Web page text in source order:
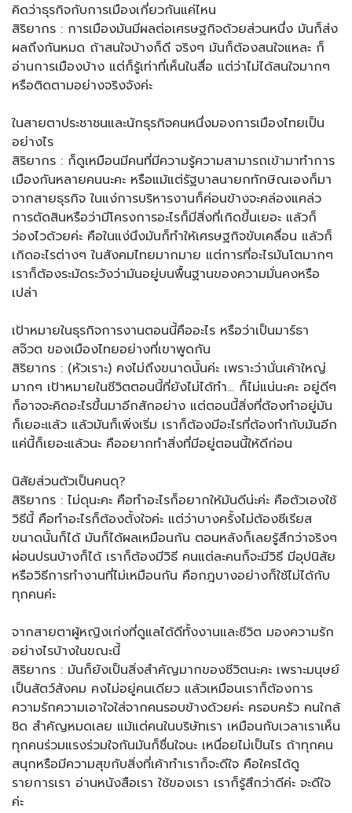
คิดว่าธุรกิจกับการเมืองเกี่ยวกันแค่ไหน
สิริยากร : การเมืองมันมีผลต่อเศรษฐกิจด้วยส่วนหนึ่ง มันก็ส่ง
ผลถึงกันหมด ถ้าสนใจบ้างก็ดี จริงๆ มันก็ต้องสนใจแหละ ก็
อ่านการเมืองบ้าง แต่ก็รู้เท่าที่เห็นในสื่อ แต่ว่าไม่ได้สนใจมากๆ
หรือติดตามอย่างจริงจังค่ะ
ในสายตาประชาชนและนักธุรกิจคนหนึ่งมองการเมืองไทยเป็น
อย่างไร
สิริยากร : ก็ดูเหมือนมีคนที่มีความรู้ความสามารถเข้ามาทำการ
เมืองกันหลายคนนะคะ หรือแม้แต่รัฐบาลนายกทักษิณเองก็มา
จากสายธุรกิจ ในแง่การบริหารงานก็ค่อนข้างจะคล่องแคล่ว
การตัดสินหรือว่ามีโครงการอะไรก็มีสิ่งที่เกิดขึ้นเยอะ แล้วก็
ว่องไวด้วยค่ะ คือในแง่นึงมันก็ทำให้เศรษฐกิจขับเคลื่อน แล้วก็
เกิดอะไรต่างๆ ในสังคมไทยมากมาย แต่การที่อะไรมันโตมากๆ
เราก็ต้องระมัดระวังว่ามันอยู่บนพื้นฐานของความมั่นคงหรือ
เปล่า
เป้าหมายในธุรกิจการงานตอนนี้คืออะไร หรือว่าเป็นมาร์ธา
สจ๊วต ของเมืองไทยอย่างที่เขาพูดกัน
สิริยากร : (หัวเราะ) คงไม่ถึงขนาดนั้นค่ะ เพราะว่านั่นเค้าใหญ่
มากๆ เป้าหมายในชีวิตตอนนี้ที่ยังไม่ได้ทำ… ก็ไม่แน่นะคะ อยู่ดีๆ
ก็อาจจะคิดอะไรขึ้นมาอีกสักอย่าง แต่ตอนนี้สิ่งที่ต้องทำอยู่มัน
ก็เยอะแล้ว แล้วมันก็เพิ่งเริ่ม เราก็ต้องมีอะไรที่ต้องทำกับมันอีก
แค่นี้ก็เยอะแล้วนะ คืออยากทำสิ่งที่มีอยู่ตอนนี้ให้ดีก่อน
นิสัยส่วนตัวเป็นคนดุ?
สิริยากร : ไม่ดุนะคะ คือทำอะไรก็อยากให้มันดีน่ะค่ะ คือตัวเองใช้
วิธีนี้ คือทำอะไรก็ต้องตั้งใจค่ะ แต่ว่าบางครั้งไม่ต้องซีเรียส
ขนาดนั้นก็ได้ มันก็ได้ผลเหมือนกัน ตอนหลังก็เลยรู้สึกว่าจริงๆ
ผ่อนปรนบ้างก็ได้ เราก็ต้องมีวิธี คนแต่ละคนก็จะมีวิธี มีอุปนิสัย
หรือวิธีการทำงานที่ไม่เหมือนกัน คือกฎบางอย่างก็ใช้ไม่ได้กับ
ทุกคนค่ะ
จากสายตาผู้หญิงเก่งที่ดูแลได้ดีทั้งงานและชีวิต มองความรัก
อย่างไรบ้างในขณะนี้
สิริยากร : มันก็ยังเป็นสิ่งสำคัญมากของชีวิตนะคะ เพราะมนุษย์
เป็นสัตว์สังคม คงไม่อยู่คนเดียว แล้วเหมือนเราก็ต้องการ
ความรักความเอาใจใส่จากคนรอบข้างด้วยค่ะ ครอบครัว คนใกล้
ชิด สำคัญหมดเลย แม้แต่คนในบริษัทเรา เหมือนกับเวลาเราเห็น
ทุกคนร่วมแรงร่วมใจกันมันก็ชื่นใจนะ เหนื่อยไม่เป็นไร ถ้าทุกคน
สนุกหรือมีความสุขกับสิ่งที่เค้าทำเราก็จะดีใจ คือใครได้ดู
รายการเรา อ่านหนังสือเรา ใช้ของเรา เราก็รู้สึกว่าดีค่ะ จะดีใจ
ค่ะ